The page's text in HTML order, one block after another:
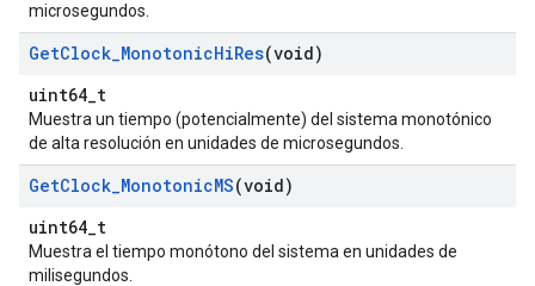
microsegundos.
GetClock_MonotonicHiRes(void)
uint64_t
Muestra un tiempo (potencialmente) del sistema monotónico
de alta resolución en unidades de microsegundos.
GetClock_MonotonicMS(void)
uint64_t
Muestra el tiempo monótono del sistema en unidades de
milisegundos.